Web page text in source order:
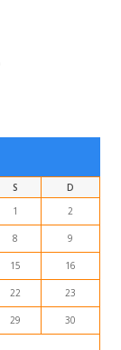
S
D
1
2
8 9
15 16
22 23
29 30